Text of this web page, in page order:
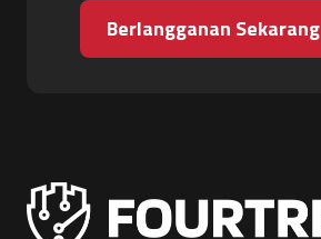
Berlangganan Sekarang